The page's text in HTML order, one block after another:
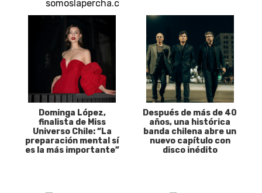
Dominga López,
finalista de Miss
Universo Chile: “La
preparación mental sí
es la más importante”
Después de más de 40
años, una histórica
banda chilena abre un
nuevo capítulo con
disco inédito